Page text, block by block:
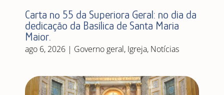
Carta nº 55 da Superiora Geral: no dia da
dedicação da Basílica de Santa Maria
Maior.
ago 6, 2026| Governo geral, Igreja, Notícias